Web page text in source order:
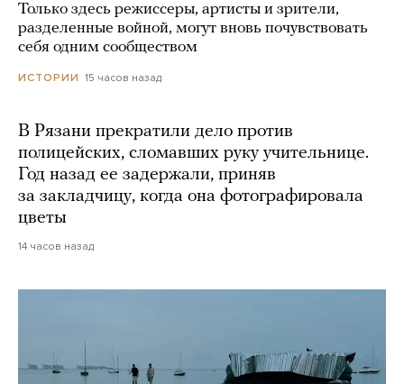
Только здесь режиссеры, артисты и зрители,
разделенные войной, могут вновь почувствовать
себя одним сообществом
ИСТОРИИ 15 часов назад
В Рязани прекратили дело против
полицейских, сломавших руку учительнице.
Год назад ее задержали, приняв
за закладчицу, когда она фотографировала
цветы
14 часов назад